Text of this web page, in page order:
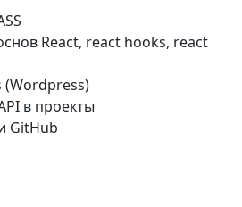
React, react hooks, react
(Wordpress)
в проекты
GitHub